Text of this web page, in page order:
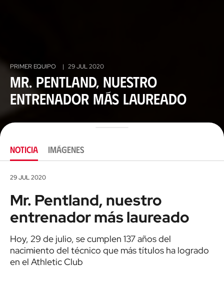
PRIMER EQUIPO | 29 JUL 2020
Mr. Pentland, nuestro
entrenador más laureado
NOTICIA IMÁGENES
29 JUL 2020
Mr. Pentland, nuestro
entrenador más laureado
Hoy, 29 de julio, se cumplen 137 años del
nacimiento del técnico que más títulos ha logrado
en el Athletic Club